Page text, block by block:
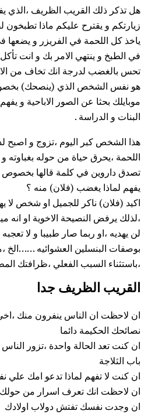
هل تذكر ذلك القريب الظريف ،الذي
زيارتكم و يقترح عليكم ماذا تطبخون
ياخذ كل اللحمة في الفريزر و يضعها
في الطبخ و ينتهي الامر بك و انت
تحس بالغضب لدرجة انك تخاف من
هو نفس الشخص الذي (ينصحك)
موبايلك بحثا عن الصور الاباحية و
البنات و الدراسة .
هذا الشخص كبر اليوم ،تزوج و اصبح
اللحمة ،يحرق حياة من حوله بغباوته
تصدق داروين في كلمة قالها بخصوص
يفهم لماذا يغضب (فلان) منه ؟
اكيد (فلان) ناكر للجميل او شخص لا
،لذلك يرفض النصيحة الاخوية او انه
لن يهديه ،او ربما صار طبيبا و لا
بوصفات البنسلين العشوائيه
،باستثناء السبب الفعلي ،ظرافتك
القريب الظريف جدا
ان لاحظت ان الناس ينفرون منك
نصائحك الحكيمةدائما
ان كنت تعد الحالة واحدة ،تزور
باب الثلاجة
ان كنت لا تفهم لماذا تدعو امك علي
ان لاحظت انك تعرف اسرار من
ان وجدت نفسك تفتش دولاب اولادك